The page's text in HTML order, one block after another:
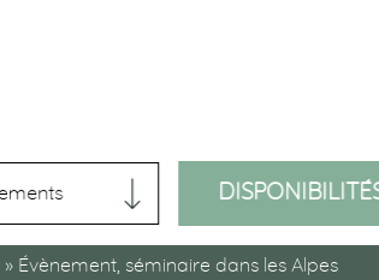
» Évènement, séminaire dans les Alpes